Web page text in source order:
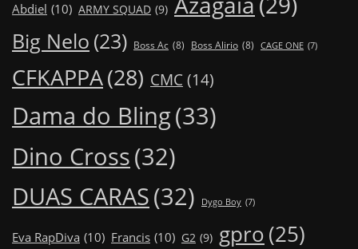
Abdiel (10) ARMY SQUAD (9)
Big Nelo (23) Boss Ac (8) Boss Alirio (8) CAGE ONE (7)
CFKAPPA(28) CMC (14)
Dama do Bling(33)
Dino Cross(32)
DUAS CARAS(32) Dygo Boy (7)
Eva RapDiva (10) Francis (10) G2 (9) gpro(25)